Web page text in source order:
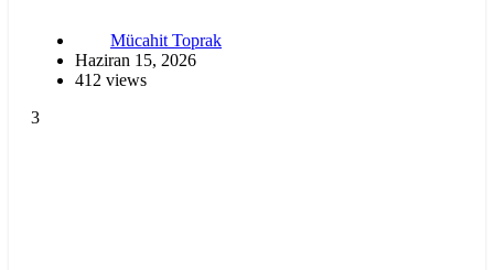
Mücahit Toprak
Haziran 15, 2026
412 views
3